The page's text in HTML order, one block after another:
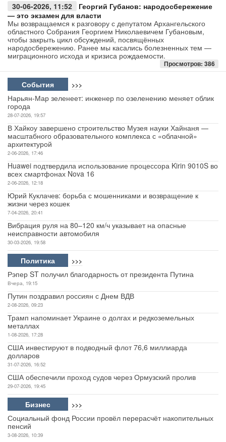
30-06-2026, 11:52
Георгий Губанов: народосбережение
— это экзамен для власти
Мы возвращаемся к разговору с депутатом Архангельского
областного Собрания Георгием Николаевичем Губановым,
чтобы закрыть цикл обсуждений, посвящённых
народосбережению. Ранее мы касались болезненных тем —
миграционного исхода и кризиса рождаемости.
Просмотров: 386
События >>>
Нарьян-Мар зеленеет: инженер по озеленению меняет облик
города
28-07-2026, 19:57
В Хайкоу завершено строительство Музея науки Хайнаня —
масштабного образовательного комплекса с «облачной»
архитектурой
2-06-2026, 17:46
Huawei подтвердила использование процессора Kirin 9010S во
всех смартфонах Nova 16
2-06-2026, 12:18
Юрий Куклачев: борьба с мошенниками и возвращение к
жизни через кошек
7-04-2026, 20:41
Вибрация руля на 80–120 км/ч указывает на опасные
неисправности автомобиля
30-03-2026, 19:58
Политика >>>
Рэпер ST получил благодарность от президента Путина
Вчера, 19:15
Путин поздравил россиян с Днем ВДВ
2-08-2026, 09:23
Трамп напоминает Украине о долгах и редкоземельных
металлах
1-08-2026, 17:28
США инвестируют в подводный флот 76,6 миллиарда
долларов
31-07-2026, 16:52
США обеспечили проход судов через Ормузский пролив
29-07-2026, 19:45
Бизнес >>>
Социальный фонд России провёл перерасчёт накопительных
пенсий
3-08-2026, 10:39